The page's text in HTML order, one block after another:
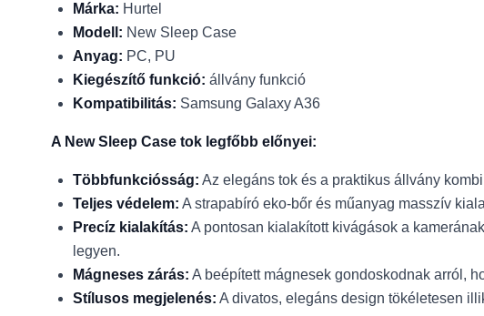
Márka: Hurtel
Modell: New Sleep Case
Anyag: PC, PU
Kiegészítő funkció: állvány funkció
Kompatibilitás: Samsung Galaxy A36
A New Sleep Case tok legfőbb előnyei:
Többfunkciósság: Az elegáns tok és a praktikus állvány
Teljes védelem: A strapabíró eko-bőr és műanyag masszív
Precíz kialakítás: A pontosan kialakított kivágások a
legyen.
Mágneses zárás: A beépített mágnesek gondoskodnak arról,
Stílusos megjelenés: A divatos, elegáns design tökéletesen